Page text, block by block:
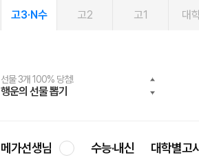
고3·N수 고2 고1 대
선물 3개 100% 당첨!
행운의 선물 뽑기
선물 100% 증정!
메가스터디 X 올리브
여름방학 스터디 캐시백
메가런 썸머스쿨
2027 러셀 단과
강사 공개선발
스마트러닝앱
설문 EVENT
메가패스
3일 무료 체험권
메가패스 수강생 무료혜택!
메가클럽 멤버십
사회공헌 캠페인
희망이룸 메가나눔
메가선생님 수능·내신 대학별고